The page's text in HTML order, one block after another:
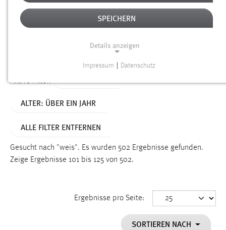
Alter
Aktive Filter:
ALTER: ÜBER EIN JAHR
ALLE FILTER ENTFERNEN
Gesucht nach "weis". Es wurden 502 Ergebnisse gefunden.
Zeige Ergebnisse 101 bis 125 von 502.
Ergebnisse pro Seite:
SORTIEREN NACH
SPEICHERN
Details anzeigen
Funktionen und sind für die einwandfreie Funktion der
Name:
Dieser Cookie speichert die ausgewählten Einverständnis-
Impressum Datenschutz